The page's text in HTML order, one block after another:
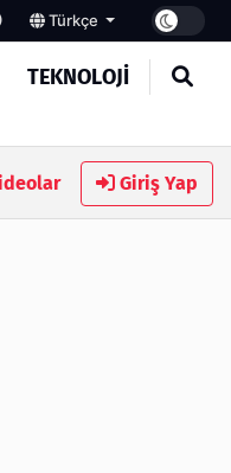
Türkçe
TEKNOLOJI
Olimpack ile
Giriş Yap